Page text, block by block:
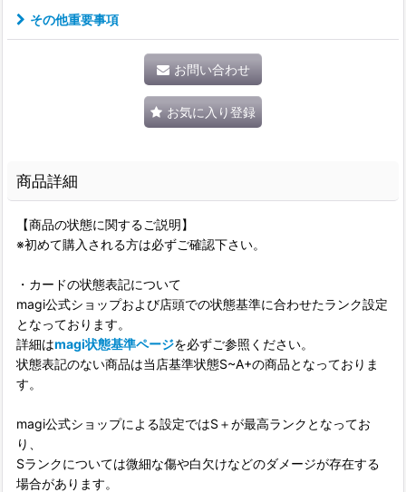
その他重要事項
お問い合わせ
お気に入り登録
商品詳細
【商品の状態に関するご説明】
※初めて購入される方は必ずご確認下さい。
・カードの状態表記について
magi公式ショップおよび店頭での状態基準に合わせたランク設定
となっております。
詳細はmagi状態基準ページを必ずご参照ください。
状態表記のない商品は当店基準状態S~A+の商品となっておりま
す。
magi公式ショップによる設定ではS＋が最高ランクとなってお
り、
Sランクについては微細な傷や白欠けなどのダメージが存在する
場合があります。